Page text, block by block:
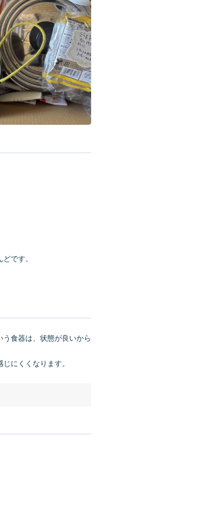
です。
う食器は、状態が良いから
にくくなります。